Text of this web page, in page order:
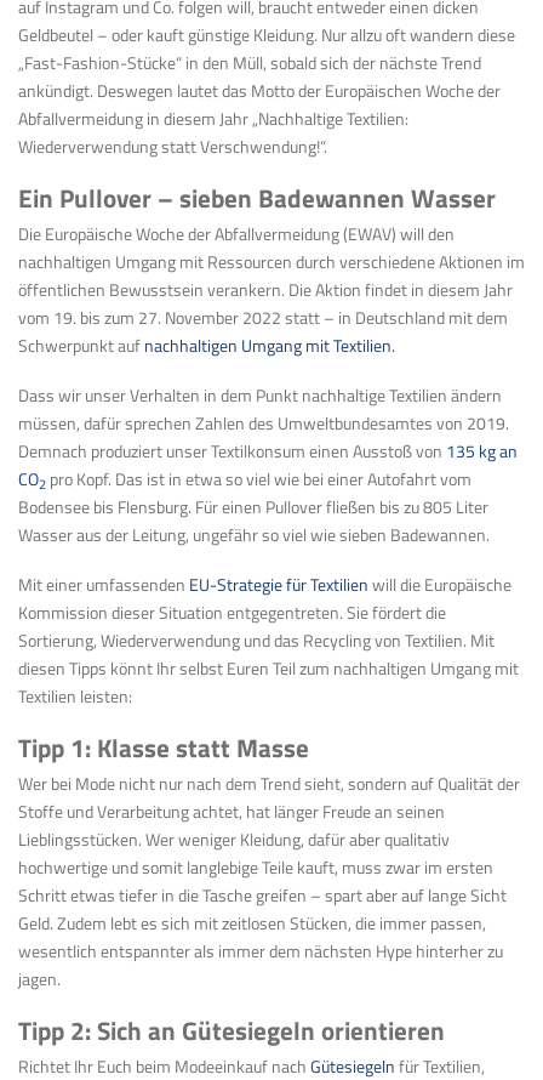
auf Instagram und Co. folgen will, braucht entweder einen dicken
Geldbeutel – oder kauft günstige Kleidung. Nur allzu oft wandern diese
„Fast-Fashion-Stücke“ in den Müll, sobald sich der nächste Trend
ankündigt. Deswegen lautet das Motto der Europäischen Woche der
Abfallvermeidung in diesem Jahr „Nachhaltige Textilien:
Wiederverwendung statt Verschwendung!“.
Ein Pullover – sieben Badewannen Wasser
Die Europäische Woche der Abfallvermeidung (EWAV) will den
nachhaltigen Umgang mit Ressourcen durch verschiedene Aktionen im
öffentlichen Bewusstsein verankern. Die Aktion findet in diesem Jahr
vom 19. bis zum 27. November 2022 statt – in Deutschland mit dem
Schwerpunkt aufnachhaltigen Umgang mit Textilien.
Dass wir unser Verhalten in dem Punkt nachhaltige Textilien ändern
müssen, dafür sprechen Zahlen des Umweltbundesamtes von 2019.
Demnach produziert unser Textilkonsum einen Ausstoß von 135 kg an
CO2 pro Kopf. Das ist in etwa so viel wie bei einer Autofahrt vom
Bodensee bis Flensburg. Für einen Pullover fließen bis zu 805 Liter
Wasser aus der Leitung, ungefähr so viel wie sieben Badewannen.
Mit einer umfassenden EU-Strategie für Textilienwill die Europäische
Kommission dieser Situation entgegentreten. Sie fördert die
Sortierung, Wiederverwendung und das Recycling von Textilien. Mit
diesen Tipps könnt Ihr selbst Euren Teil zum nachhaltigen Umgang mit
Textilien leisten:
Tipp 1: Klasse statt Masse
Wer bei Mode nicht nur nach dem Trend sieht, sondern auf Qualität der
Stoffe und Verarbeitung achtet, hat länger Freude an seinen
Lieblingsstücken. Wer weniger Kleidung, dafür aber qualitativ
hochwertige und somit langlebige Teile kauft, muss zwar im ersten
Schritt etwas tiefer in die Tasche greifen – spart aber auf lange Sicht
Geld. Zudem lebt es sich mit zeitlosen Stücken, die immer passen,
wesentlich entspannter als immer dem nächsten Hype hinterher zu
jagen.
Tipp 2: Sich an Gütesiegeln orientieren
Richtet Ihr Euch beim Modeeinkauf nachGütesiegelnfür Textilien,